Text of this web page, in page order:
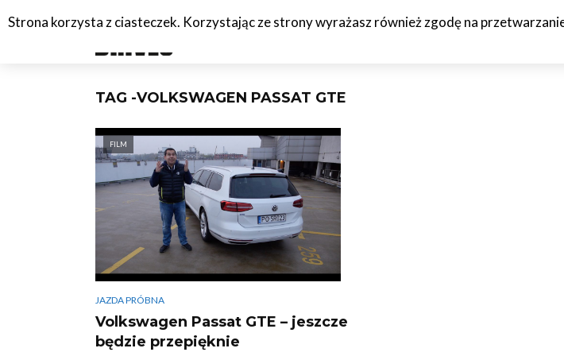
CZTERY KÓŁKA
TAG -VOLKSWAGEN PASSAT GTE
FILM
JAZDA PRÓBNA
Volkswagen Passat GTE – jeszcze
będzie przepięknie
Strona korzysta z ciasteczek. Korzystając ze strony wyrażasz również zgodę na